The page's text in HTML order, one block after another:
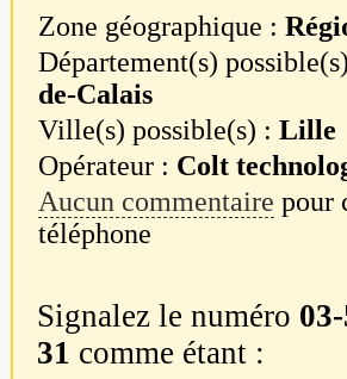
Zone géographique :
Département(s)
de-Calais
Ville(s) possible(s) :Lille
Opérateur : Colt
Aucun commentaire pour
téléphone
Signalez le numéro
31 comme étant :